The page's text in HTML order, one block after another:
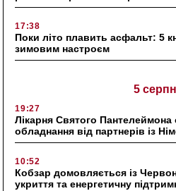
17:38
Поки літо плавить асфальт: 5
зимовим настроєм
5
19:27
Лікарня Святого
обладнання від партнерів із
10:52
Кобзар домовляється із
укриття та енергетичну